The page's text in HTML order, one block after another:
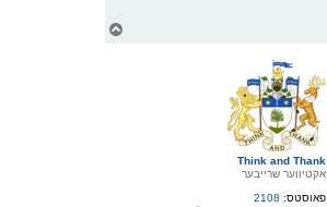
Think and Thank
אקטיווער שרייבער
פאוסטס: 2108